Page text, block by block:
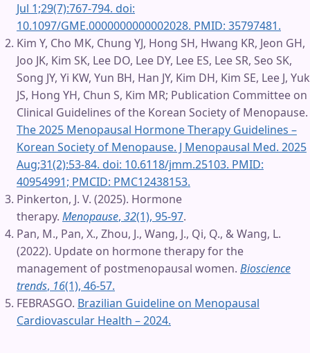
Jul 1;29(7):767-794. doi:
10.1097/GME.0000000000002028. PMID: 35797481.
Kim Y, Cho MK, Chung YJ, Hong SH, Hwang KR, Jeon GH,
Joo JK, Kim SK, Lee DO, Lee DY, Lee ES, Lee SR, Seo SK,
Song JY, Yi KW, Yun BH, Han JY, Kim DH, Kim SE, Lee J, Yuk
JS, Hong YH, Chun S, Kim MR; Publication Committee on
Clinical Guidelines of the Korean Society of Menopause.
The 2025 Menopausal Hormone Therapy Guidelines –
Korean Society of Menopause. J Menopausal Med. 2025
Aug;31(2):53-84. doi: 10.6118/jmm.25103. PMID:
40954991; PMCID: PMC12438153.
Pinkerton, J. V. (2025). Hormone
therapy. Menopause, 32(1), 95-97.
Pan, M., Pan, X., Zhou, J., Wang, J., Qi, Q., & Wang, L.
(2022). Update on hormone therapy for the
management of postmenopausal women. Bioscience
trends, 16(1), 46-57.
FEBRASGO. Brazilian Guideline on Menopausal
Cardiovascular Health – 2024.